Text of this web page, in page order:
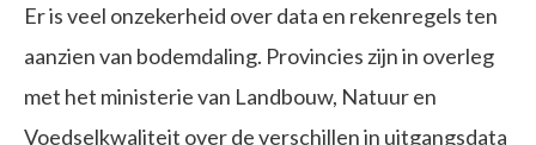
Er is veel onzekerheid over data en rekenregels ten
aanzien van bodemdaling. Provincies zijn in overleg
met het ministerie van Landbouw, Natuur en
Voedselkwaliteit over de verschillen in uitgangsdata